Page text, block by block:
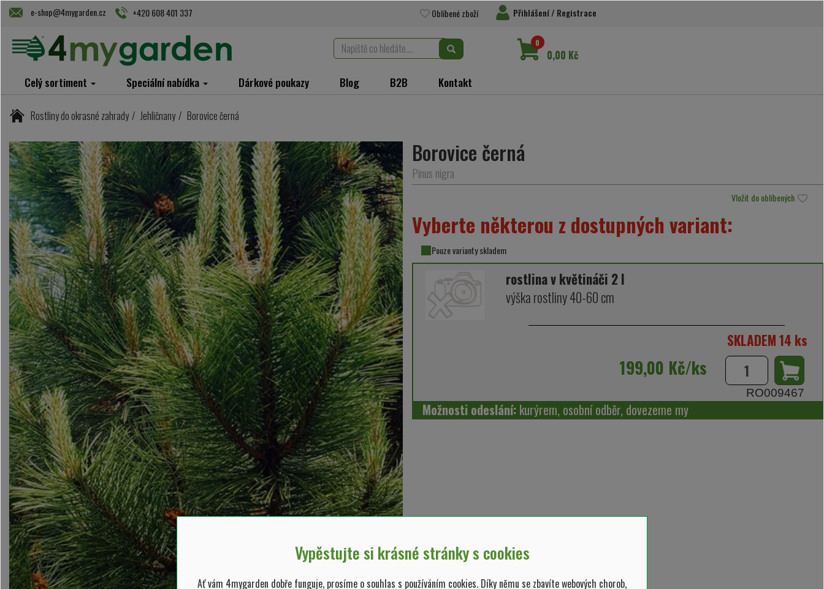
e-shop@4mygarden.cz +420 608 401 337 Oblíbené zboží Přihlášení/ Registrace
0
0,00 Kč
Celý sortiment Speciální nabídka Dárkové poukazy Blog B2B Kontakt
Rostliny do okrasné zahrady Jehličnany Borovice černá
Borovice černá
Pinus nigra
Vložit do oblíbených
Vyberte některou z dostupných variant:
Pouze varianty skladem
rostlina v květináči 2 l
výška rostliny 40-60 cm
SKLADEM 14 ks
199,00 Kč/ks
RO009467
Možnosti odeslání: kurýrem, osobní odběr, dovezeme my
Vypěstujte si krásné stránky s cookies
Ať vám 4mygarden dobře funguje, prosíme o souhlas s používáním cookies. Díky němu se zbavíte webových chorob,